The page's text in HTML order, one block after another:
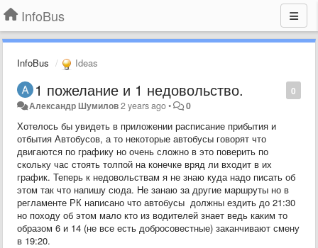
InfoBus
InfoBus Ideas
0
1 пожелание и 1 недовольство.
Александр Шумилов2 years ago• 0
Хотелось бы увидеть в приложении расписание прибытия и
отбытия Автобусов, а то некоторые автобусы говорят что
двигаются по графику но очень сложно в это поверить по
скольку час стоять толпой на конечке вряд ли входит в их
график. Теперь к недовольствам я не знаю куда надо писать об
этом так что напишу сюда. Не занаю за другие маршруты но в
регламенте РК написано что автобусы должны ездить до 21:30
но походу об этом мало кто из водителей знает ведь каким то
образом 6 и 14 (не все есть добросовестные) заканчивают смену
в 19:20.